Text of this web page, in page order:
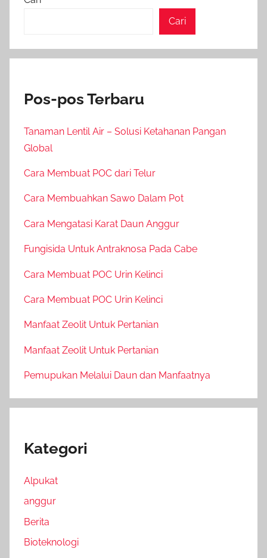
Cari
Pos-pos Terbaru
Tanaman Lentil Air – Solusi Ketahanan Pangan
Global
Cara Membuat POC dari Telur
Cara Membuahkan Sawo Dalam Pot
Cara Mengatasi Karat Daun Anggur
Fungisida Untuk Antraknosa Pada Cabe
Cara Membuat POC Urin Kelinci
Cara Membuat POC Urin Kelinci
Manfaat Zeolit Untuk Pertanian
Manfaat Zeolit Untuk Pertanian
Pemupukan Melalui Daun dan Manfaatnya
Kategori
Alpukat
anggur
Berita
Bioteknologi